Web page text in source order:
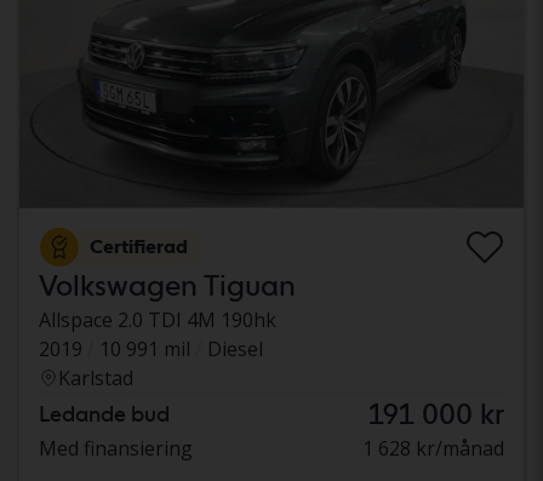
Certifierad
Volkswagen Tiguan
Allspace 2.0 TDI 4M 190hk
2019
10 991 mil
Diesel
Karlstad
Ledande bud 191 000 kr
Med finansiering 1 628 kr/månad